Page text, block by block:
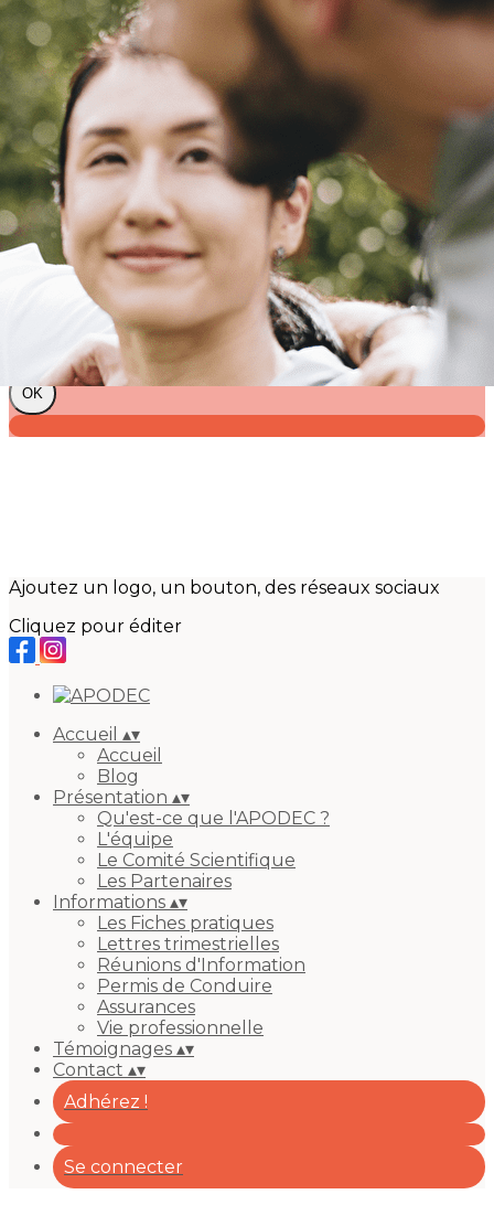
Exporter les lignes sélectionnées
Exporter toutes les colonnes
Exporter uniquement les colonnes affichées
Menu
?>
Images de la page d'accueil
Cliquez pour éditer
Texte, bouton et/ou inscription à la newsletter
Cliquez pour éditer
Je m'abonne à la newsletter
OK
Ajoutez un logo, un bouton, des réseaux sociaux
Cliquez pour éditer
Accueil ▴▾
Accueil
Blog
Présentation ▴▾
Qu'est-ce que l'APODEC ?
L'équipe
Le Comité Scientifique
Les Partenaires
Informations ▴▾
Les Fiches pratiques
Lettres trimestrielles
Réunions d'Information
Permis de Conduire
Assurances
Vie professionnelle
Témoignages ▴▾
Contact ▴▾
Adhérez !
Se connecter